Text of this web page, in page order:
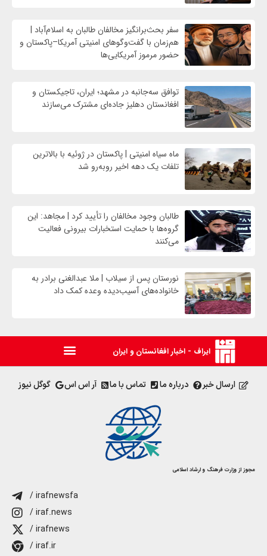
سفر بحث‌برانگیز مخالفان طالبان به اسلام‌آباد |
هم‌زمان با گفت‌وگوهای امنیتی آمریکا–پاکستان و
حضور مرموز آمریکایی‌ها
توافق سه‌جانبه در مشهد؛ ایران، تاجیکستان و
افغانستان دهلیز جاده‌ای مشترک می‌سازند
ماه سیاه امنیتی | پاکستان در ژوئیه با بالاترین
تلفات یک دهه اخیر روبه‌رو شد
طالبان وجود مخالفان را تأیید کرد | مجاهد: این
گروه‌ها با حمایت استخبارات بیرونی فعالیت
می‌کنند
نورستان پس از سیلاب | ملا عبدالغنی برادر به
خانواده‌های آسیب‌دیده وعده کمک داد
ایراف - اخبار افغانستان و ایران
ارسال خبر درباره ما تماس با ما آر اس اس گوگل نیوز
مجوز از وزارت فرهنگ و ارشاد اسلامی
/ irafnewsfa
/ iraf.news
/ irafnews
/ iraf.ir